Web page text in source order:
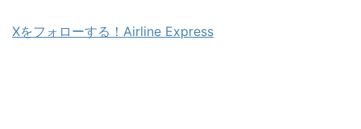
Xをフォローする！Airline Express